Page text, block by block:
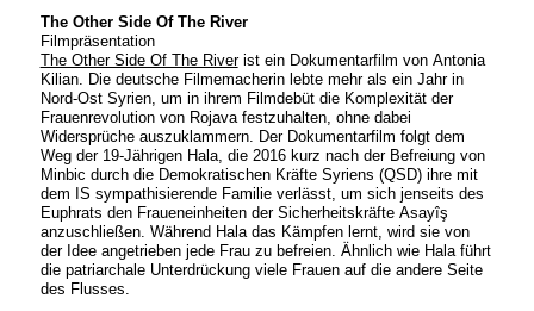
The Other Side Of The River
Filmpräsentation
The Other Side Of The Riverist ein Dokumentarfilm von Antonia
Kilian. Die deutsche Filmemacherin lebte mehr als ein Jahr in
Nord-Ost Syrien, um in ihrem Filmdebüt die Komplexität der
Frauenrevolution von Rojava festzuhalten, ohne dabei
Widersprüche auszuklammern. Der Dokumentarfilm folgt dem
Weg der 19-Jährigen Hala, die 2016 kurz nach der Befreiung von
Minbic durch die Demokratischen Kräfte Syriens (QSD) ihre mit
dem IS sympathisierende Familie verlässt, um sich jenseits des
Euphrats den Fraueneinheiten der Sicherheitskräfte Asayîş
anzuschließen. Während Hala das Kämpfen lernt, wird sie von
der Idee angetrieben jede Frau zu befreien. Ähnlich wie Hala führt
die patriarchale Unterdrückung viele Frauen auf die andere Seite
des Flusses.